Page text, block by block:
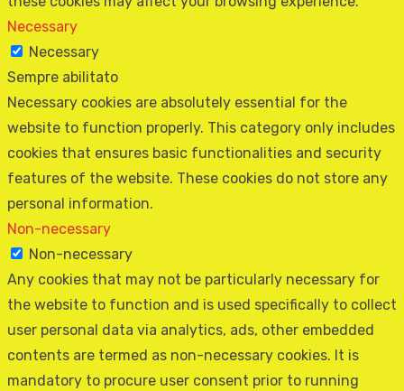
Necessary
Necessary
Sempre abilitato
Necessary cookies are absolutely essential for the
website to function properly. This category only includes
cookies that ensures basic functionalities and security
features of the website. These cookies do not store any
personal information.
Non-necessary
Non-necessary
Any cookies that may not be particularly necessary for
the website to function and is used specifically to collect
user personal data via analytics, ads, other embedded
contents are termed as non-necessary cookies. It is
mandatory to procure user consent prior to running